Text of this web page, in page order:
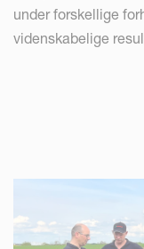
under forskellige
videnskabelige